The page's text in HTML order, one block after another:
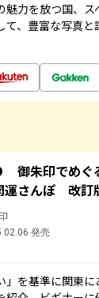
魅力を放つ国、
て、豊富な写真と
御朱印でめ
運さんぽ 改訂
発売
」を基準に関東